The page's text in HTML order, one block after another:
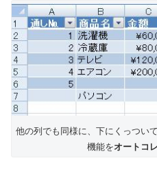
他の列でも同様に、下にくっつい
機能をオートコ